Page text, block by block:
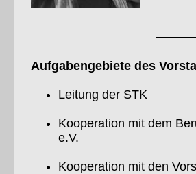
Aufgabengebiete des
Leitung der STK
Kooperation mit dem
e.V.
Kooperation mit den